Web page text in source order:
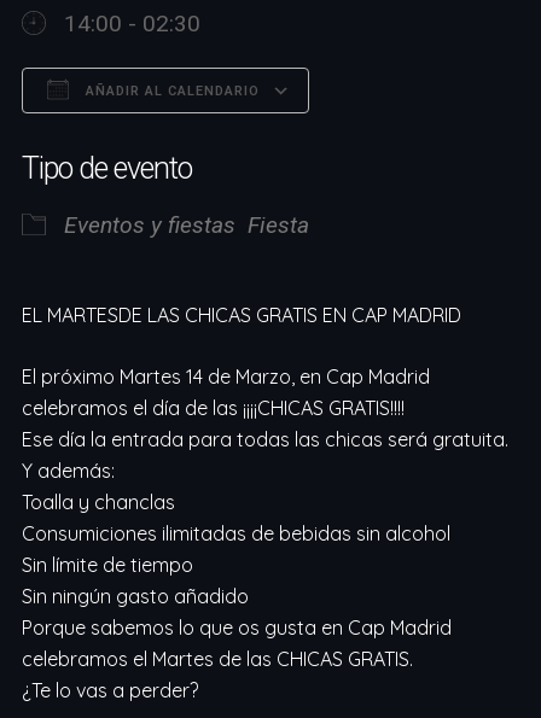
14:00 - 02:30
AÑADIR AL CALENDARIO
Tipo de evento
Eventos y fiestas Fiesta
EL MARTESDE LAS CHICAS GRATIS EN CAP MADRID
El próximo Martes 14 de Marzo, en Cap Madrid
celebramos el día de las ¡¡¡¡CHICAS GRATIS!!!!
Ese día la entrada para todas las chicas será gratuita.
Y además:
Toalla y chanclas
Consumiciones ilimitadas de bebidas sin alcohol
Sin límite de tiempo
Sin ningún gasto añadido
Porque sabemos lo que os gusta en Cap Madrid
celebramos el Martes de las CHICAS GRATIS.
¿Te lo vas a perder?